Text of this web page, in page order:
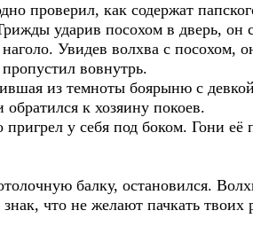
проверил, как содержат
ударив посохом в дверь, он
Увидев волхва с посохом,
вовнутрь.
из темноты боярыню с
к хозяину покоев.
у себя под боком. Гони
балку, остановился.
что не желают пачкать твоих